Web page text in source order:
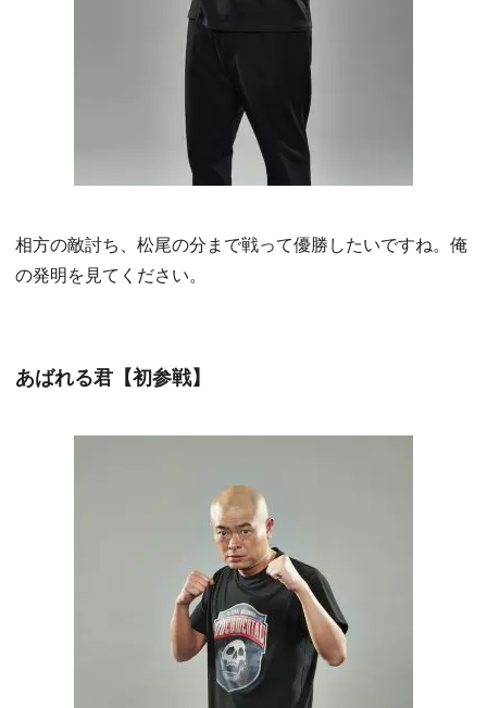
相方の敵討ち、松尾の分まで戦って優勝したいですね。俺
の発明を見てください。
あばれる君【初参戦】